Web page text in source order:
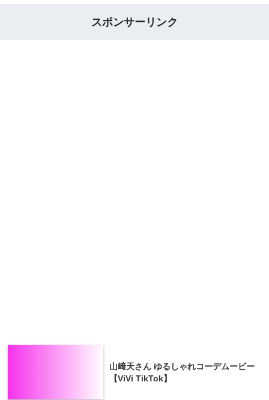
スポンサーリンク
山﨑天さん ゆるしゃれコーデムービー
【ViVi TikTok】